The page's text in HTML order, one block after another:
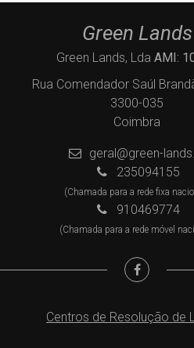
Green Lands
Green Lands, Lda AMI:
Rua Comendador Saúl
3300-035
Coimbra
geral@green-
235094155
(Chamada para a rede fixa
910469774
(Chamada para a rede móvel
Centros de Resolução de